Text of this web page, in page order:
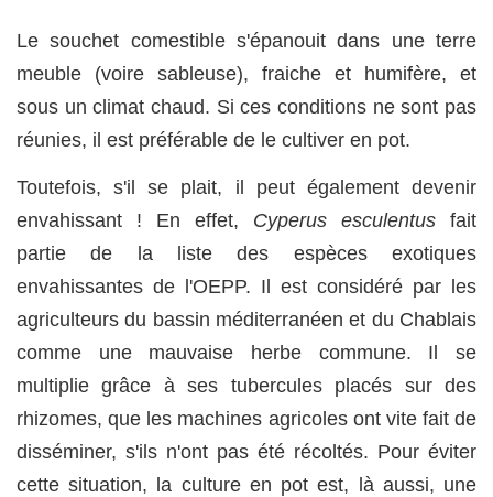
Le souchet comestible s'épanouit dans une terre
meuble (voire sableuse), fraiche et humifère, et
sous un climat chaud. Si ces conditions ne sont pas
réunies, il est préférable de le cultiver en pot.
Toutefois, s'il se plait, il peut également devenir
envahissant ! En effet, Cyperus esculentus fait
partie de la liste des espèces exotiques
envahissantes de l'OEPP. Il est considéré par les
agriculteurs du bassin méditerranéen et du Chablais
comme une mauvaise herbe commune. Il se
multiplie grâce à ses tubercules placés sur des
rhizomes, que les machines agricoles ont vite fait de
disséminer, s'ils n'ont pas été récoltés. Pour éviter
cette situation, la culture en pot est, là aussi, une